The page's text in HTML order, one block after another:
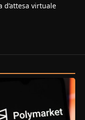
d’attesa virtuale